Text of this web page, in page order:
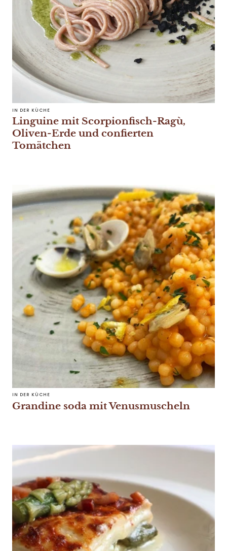
IN DER KÜCHE
Linguine mit Scorpionfisch-Ragù,
Oliven-Erde und confierten
Tomätchen
IN DER KÜCHE
Grandine soda mit Venusmuscheln